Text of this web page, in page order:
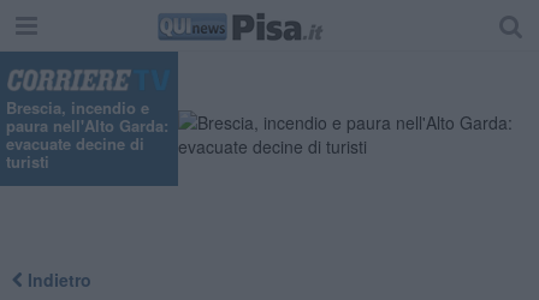
Brescia, incendio e
paura nell'Alto Garda:
evacuate decine di
turisti
Indietro